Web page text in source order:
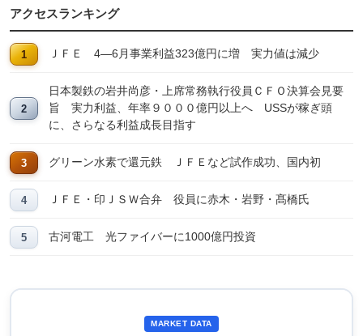
アクセスランキング
ＪＦＥ 4―6月事業利益323億円に増 実力値は減少
日本製鉄の岩井尚彦・上席常務執行役員ＣＦＯ決算会見要
旨 実力利益、年率９０００億円以上へ USSが稼ぎ頭
に、さらなる利益成長目指す
グリーン水素で還元鉄 ＪＦＥなど試作成功、国内初
ＪＦＥ・印ＪＳＷ合弁 役員に赤木・岩野・髙橋氏
古河電工 光ファイバーに1000億円投資
MARKET DATA